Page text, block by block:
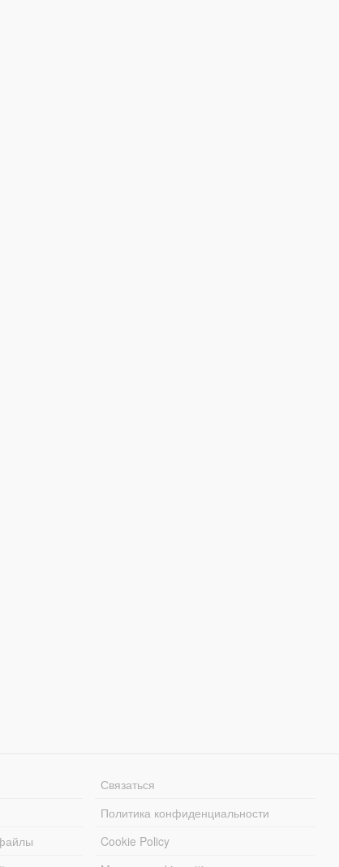
Связаться
Политика конфиденциальности
Cookie Policy